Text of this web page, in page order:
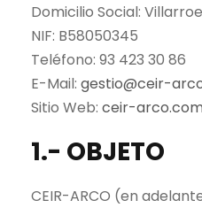
Domicilio Social:
NIF: B58050345
Teléfono: 93 423 30 86
E-Mail: gestio@ceir-
Sitio Web: ceir-
1.- OBJETO
CEIR-ARCO (en